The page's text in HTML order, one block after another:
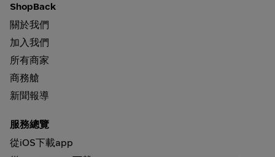
ShopBack
關於我們
加入我們
所有商家
商務艙
新聞報導
服務總覽
從iOS下載app